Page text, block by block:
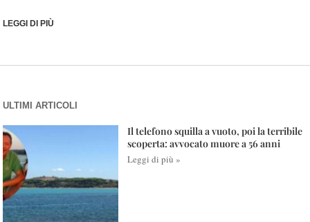
LEGGI DI PIÙ
ULTIMI ARTICOLI
Il telefono squilla a vuoto, poi la terribile
scoperta: avvocato muore a 56 anni
Leggi di più »